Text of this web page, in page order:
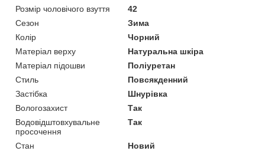
Розмір чоловічого взуття
42
Сезон
Зима
Колір
Чорний
Матеріал верху
Натуральна шкіра
Матеріал підошви
Поліуретан
Стиль
Повсякденний
Застібка
Шнурівка
Вологозахист
Так
Водовідштовхувальне
просочення
Так
Стан
Новий